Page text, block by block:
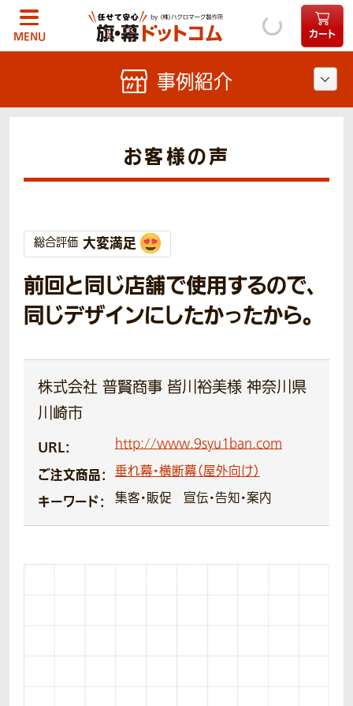
MENU カート
お客様の声
総合評価 大変満足
前回と同じ店舗で使用するので、
同じデザインにしたかったから。
株式会社 普賢商事 皆川裕美様 神奈川県
川崎市
URL： http://www.9syu1ban.com
ご注文商品： 垂れ幕・横断幕（屋外向け）
キーワード： 集客・販促 宣伝・告知・案内
事例紹介